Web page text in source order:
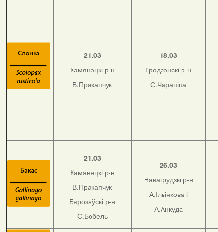
21.03
Камянецкі р-н
В.Пракапчук
18.03
Гродзенскі р-н
С.Чарапіца
21.03
Камянецкі р-н
В.Пракапчук
Бярозаўскі р-н
С.Бобель
26.03
Навагрудзкі р-н
А.Ільінкова і
А.Анкуда